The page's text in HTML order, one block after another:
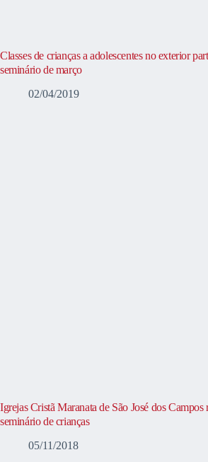
Classes de crianças a adolescentes no exterior
seminário de março
02/04/2019
Igrejas Cristã Maranata de São José dos Campos
seminário de crianças
05/11/2018